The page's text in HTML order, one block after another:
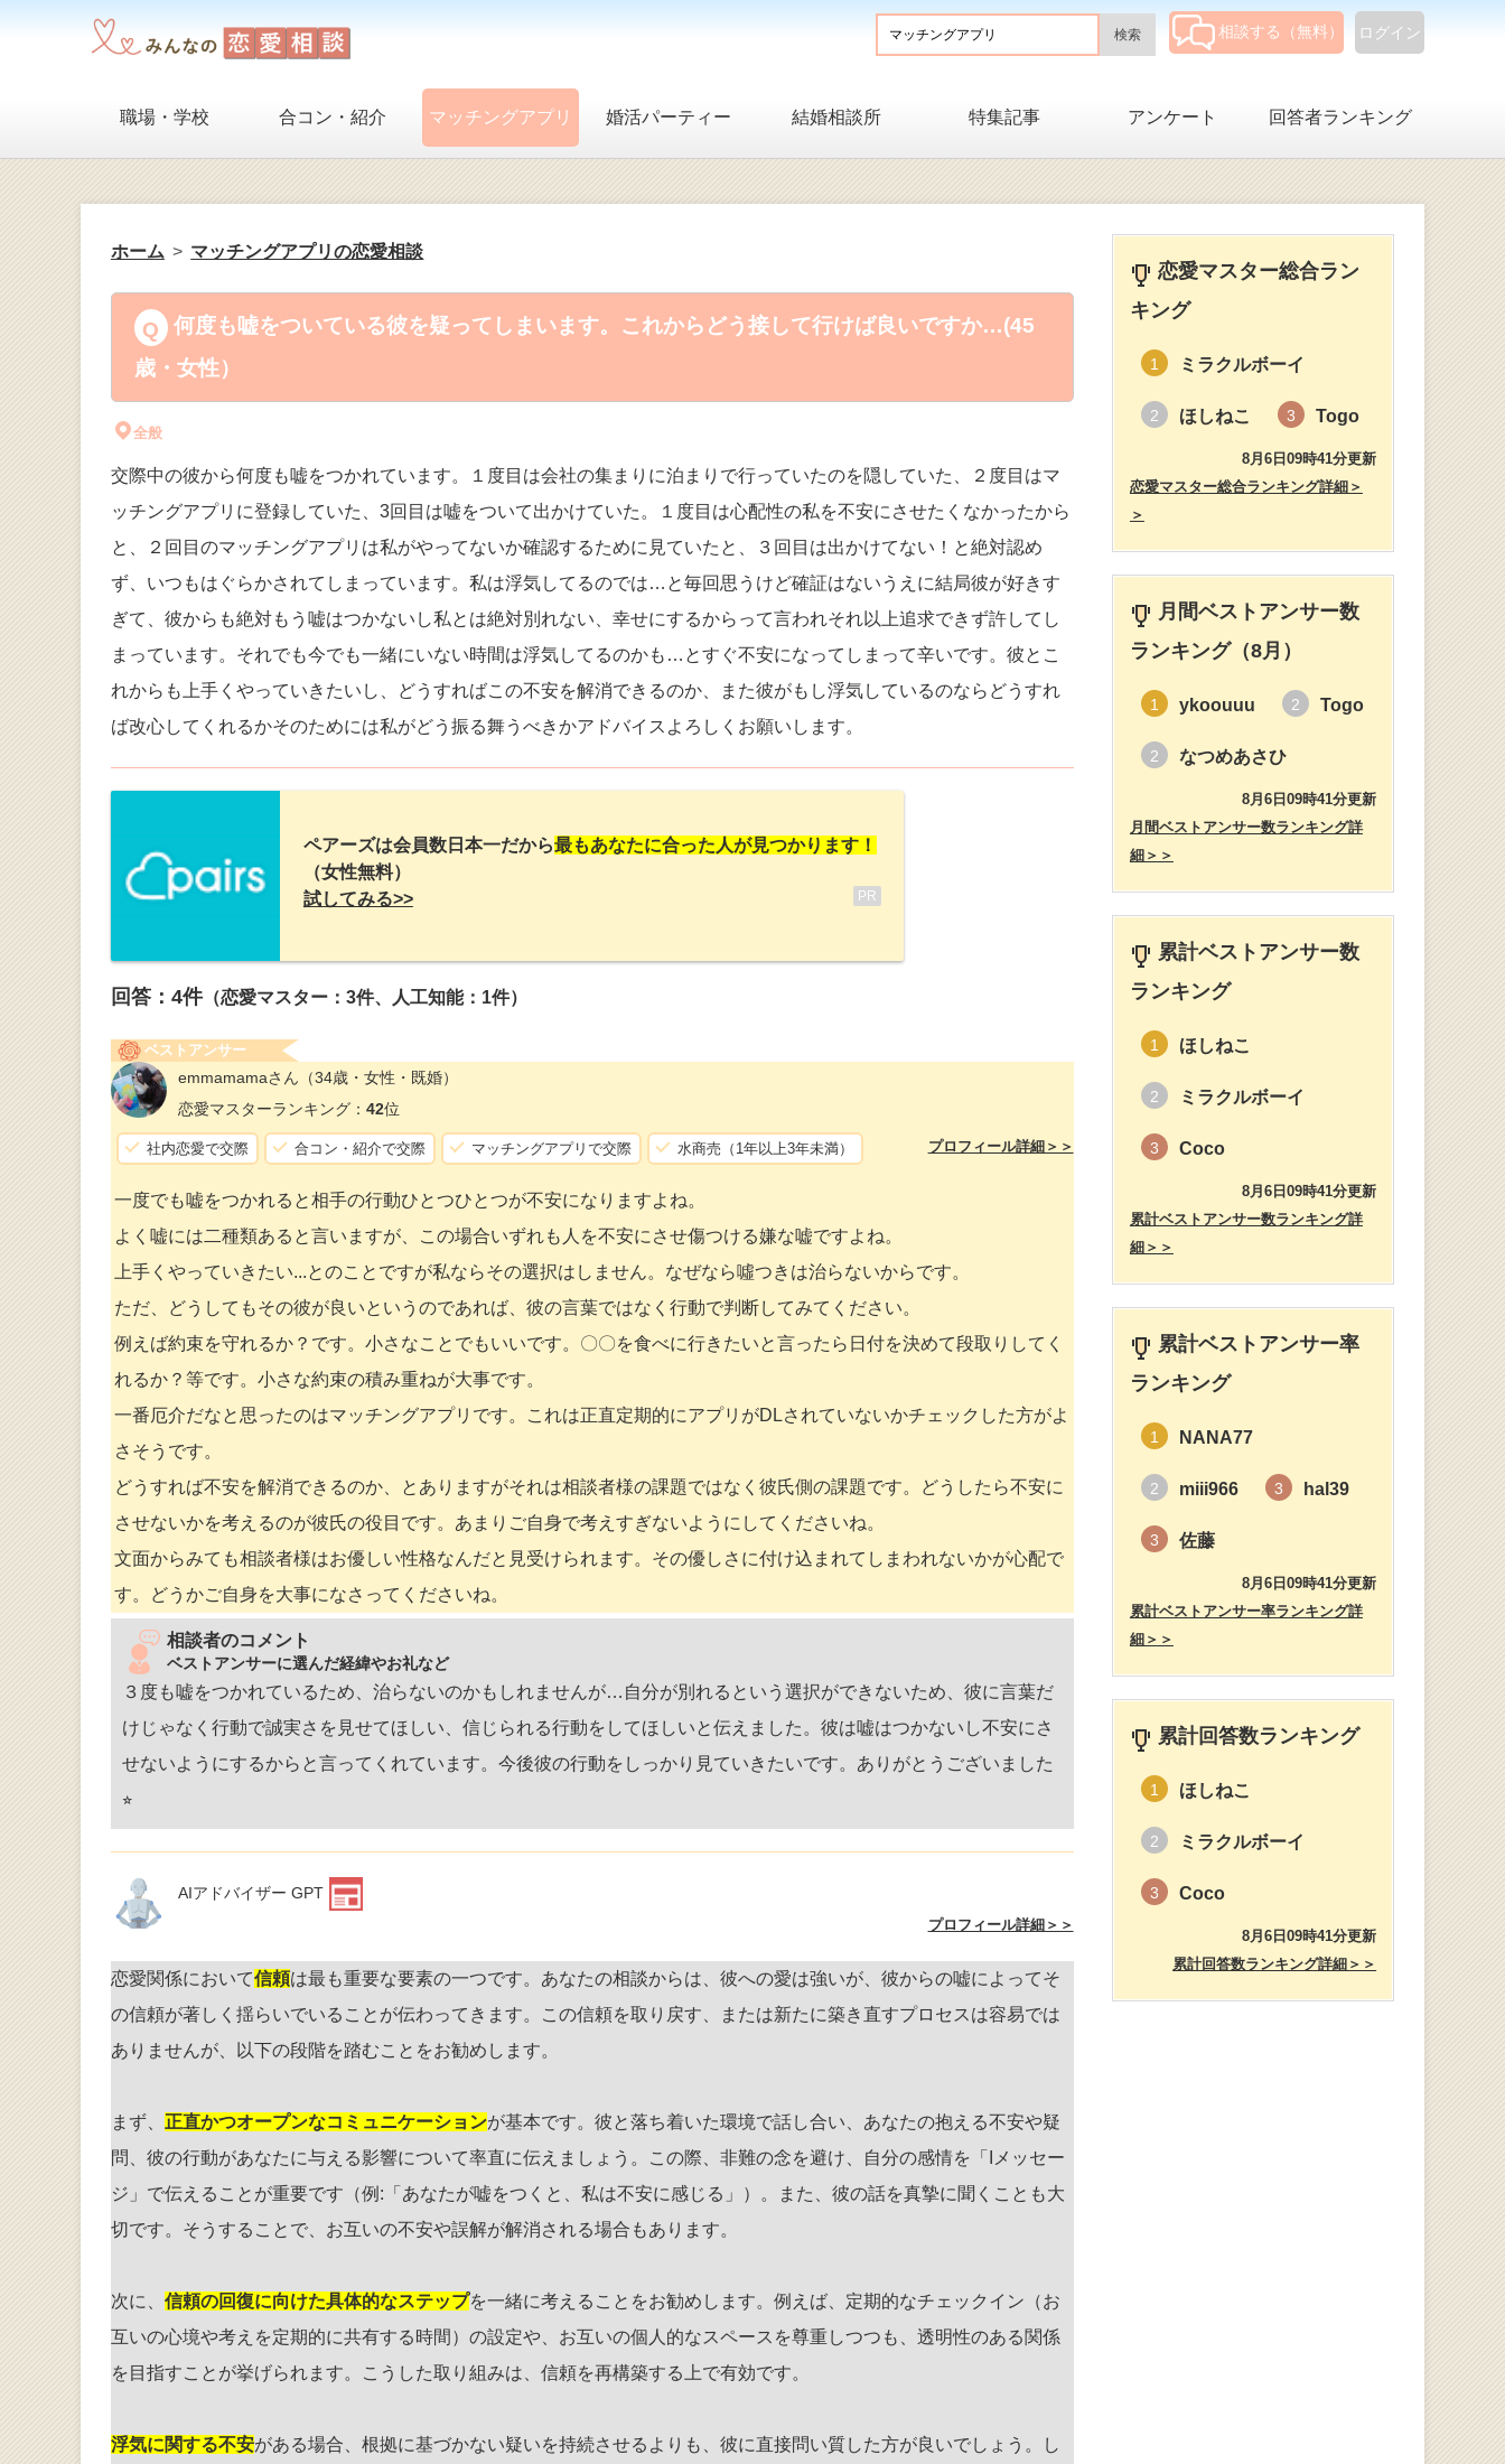
ログイン
相談する（無料）
職場・学校 合コン・紹介 マッチングアプリ 婚活パーティー 結婚相談所 特集記事 アンケート 回答者ランキング
ホーム マッチングアプリの恋愛相談
何度も嘘をついている彼を疑ってしまいます。これからどう接して行けば良いですか…(45
歳・女性）
全般
交際中の彼から何度も嘘をつかれています。１度目は会社の集まりに泊まりで行っていたのを隠していた、２度目はマ
ッチングアプリに登録していた、3回目は嘘をついて出かけていた。１度目は心配性の私を不安にさせたくなかったから
と、２回目のマッチングアプリは私がやってないか確認するために見ていたと、３回目は出かけてない！と絶対認め
ず、いつもはぐらかされてしまっています。私は浮気してるのでは…と毎回思うけど確証はないうえに結局彼が好きす
ぎて、彼からも絶対もう嘘はつかないし私とは絶対別れない、幸せにするからって言われそれ以上追求できず許してし
まっています。それでも今でも一緒にいない時間は浮気してるのかも…とすぐ不安になってしまって辛いです。彼とこ
れからも上手くやっていきたいし、どうすればこの不安を解消できるのか、また彼がもし浮気しているのならどうすれ
ば改心してくれるかそのためには私がどう振る舞うべきかアドバイスよろしくお願いします。
ペアーズは会員数日本一だから最もあなたに合った人が見つかります！
（女性無料）
試してみる>>
PR
回答： 4件（恋愛マスター：3件、人工知能：1件）
ベストアンサー
emmamamaさん （34歳・女性・既婚）
恋愛マスターランキング： 42位
社内恋愛で交際 合コン・紹介で交際 マッチングアプリで交際 水商売（1年以上3年未満） プロフィール詳細＞＞
一度でも嘘をつかれると相手の行動ひとつひとつが不安になりますよね。
よく嘘には二種類あると言いますが、この場合いずれも人を不安にさせ傷つける嫌な嘘ですよね。
上手くやっていきたい...とのことですが私ならその選択はしません。なぜなら噓つきは治らないからです。
ただ、どうしてもその彼が良いというのであれば、彼の言葉ではなく行動で判断してみてください。
例えば約束を守れるか？です。小さなことでもいいです。〇〇を食べに行きたいと言ったら日付を決めて段取りしてく
れるか？等です。小さな約束の積み重ねが大事です。
一番厄介だなと思ったのはマッチングアプリです。これは正直定期的にアプリがDLされていないかチェックした方がよ
さそうです。
どうすれば不安を解消できるのか、とありますがそれは相談者様の課題ではなく彼氏側の課題です。どうしたら不安に
させないかを考えるのが彼氏の役目です。あまりご自身で考えすぎないようにしてくださいね。
文面からみても相談者様はお優しい性格なんだと見受けられます。その優しさに付け込まれてしまわれないかが心配で
す。どうかご自身を大事になさってくださいね。
相談者のコメント
ベストアンサーに選んだ経緯やお礼など
３度も嘘をつかれているため、治らないのかもしれませんが…自分が別れるという選択ができないため、彼に言葉だ
けじゃなく行動で誠実さを見せてほしい、信じられる行動をしてほしいと伝えました。彼は嘘はつかないし不安にさ
せないようにするからと言ってくれています。今後彼の行動をしっかり見ていきたいです。ありがとうございました
⭐︎
AIアドバイザー GPT
プロフィール詳細＞＞
恋愛関係において信頼は最も重要な要素の一つです。あなたの相談からは、彼への愛は強いが、彼からの嘘によってそ
の信頼が著しく揺らいでいることが伝わってきます。この信頼を取り戻す、または新たに築き直すプロセスは容易では
ありませんが、以下の段階を踏むことをお勧めします。
まず、 正直かつオープンなコミュニケーションが基本です。彼と落ち着いた環境で話し合い、あなたの抱える不安や疑
問、彼の行動があなたに与える影響について率直に伝えましょう。この際、非難の念を避け、自分の感情を「Iメッセー
ジ」で伝えることが重要です（例:「あなたが嘘をつくと、私は不安に感じる」）。また、彼の話を真摯に聞くことも大
切です。そうすることで、お互いの不安や誤解が解消される場合もあります。
次に、 信頼の回復に向けた具体的なステップを一緒に考えることをお勧めします。例えば、定期的なチェックイン（お
互いの心境や考えを定期的に共有する時間）の設定や、お互いの個人的なスペースを尊重しつつも、透明性のある関係
を目指すことが挙げられます。こうした取り組みは、信頼を再構築する上で有効です。
浮気に関する不安がある場合、根拠に基づかない疑いを持続させるよりも、彼に直接問い質した方が良いでしょう。し
恋愛マスター総合ラン
キング
1 ミラクルボーイ
2 ほしねこ 3 Togo
8月6日09時41分更新
恋愛マスター総合ランキング詳細＞
＞
月間ベストアンサー数
ランキング（8月）
1 ykoouuu 2 Togo
2 なつめあさひ
8月6日09時41分更新
月間ベストアンサー数ランキング詳
細＞＞
累計ベストアンサー数
ランキング
1 ほしねこ
2 ミラクルボーイ
3 Coco
8月6日09時41分更新
累計ベストアンサー数ランキング詳
細＞＞
累計ベストアンサー率
ランキング
1 NANA77
2 miii966 3 hal39
3 佐藤
8月6日09時41分更新
累計ベストアンサー率ランキング詳
細＞＞
累計回答数ランキング
1 ほしねこ
2 ミラクルボーイ
3 Coco
8月6日09時41分更新
累計回答数ランキング詳細＞＞